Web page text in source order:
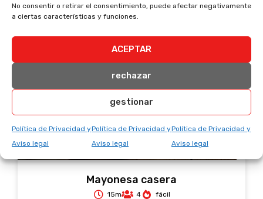
No consentir o retirar el consentimiento, puede afectar negativamente
a ciertas características y funciones.
ACEPTAR
rechazar
gestionar
Política de Privacidad y
Aviso legal
Política de Privacidad y
Aviso legal
Política de Privacidad y
Aviso legal
Mayonesa casera
15m 4 fácil